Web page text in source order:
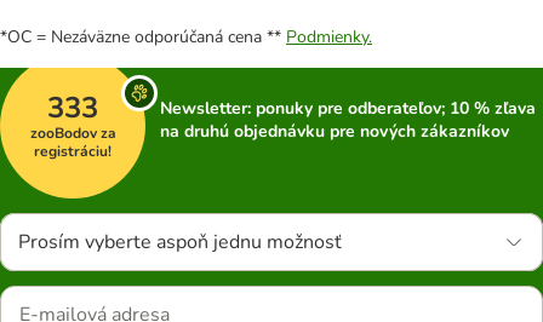
*OC = Nezáväzne odporúčaná cena ** Podmienky.
333
zooBodov za
registráciu!
Newsletter: ponuky pre odberateľov; 10 % zľava
na druhú objednávku pre nových zákazníkov
Prosím vyberte aspoň jednu možnosť